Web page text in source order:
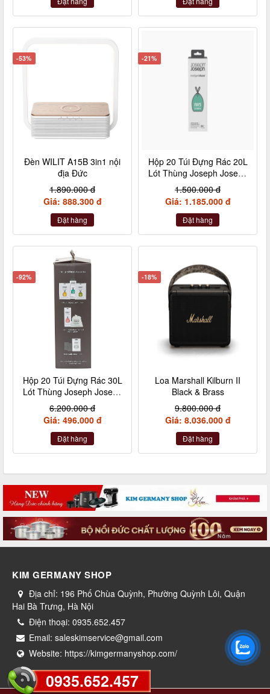
-53%
Đèn WILIT A15B 3in1 nội
địa Đức
1.890.000 đ
Giá: 888.300 đ
Đặt hàng
-21%
Hộp 20 Túi Đựng Rác 20L
Lót Thùng Joseph Joseph
IW5 30028
1.500.000 đ
Giá: 1.185.000 đ
Đặt hàng
-92%
Hộp 20 Túi Đựng Rác 30L
Lót Thùng Joseph Joseph
IW4 30027
6.200.000 đ
Giá: 496.000 đ
Đặt hàng
-18%
Loa Marshall Kilburn II
Black & Brass
9.800.000 đ
Giá: 8.036.000 đ
Đặt hàng
KIM GERMANY SHOP
Địa chỉ: 196 Phố Chùa Quỳnh, Phường Quỳnh Lôi, Quận
Hai Bà Trưng, Hà Nội
Điện thoại: 0935.652.457
Email: saleskimservice@gmail.com
Website: https://kimgermanyshop.com/
0935.652.457